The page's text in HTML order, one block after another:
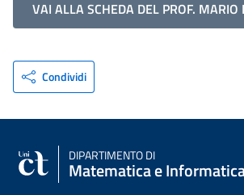
VAI ALLA SCHEDA DEL PROF.
Condividi
DIPARTIMENTO DI
Matematica e